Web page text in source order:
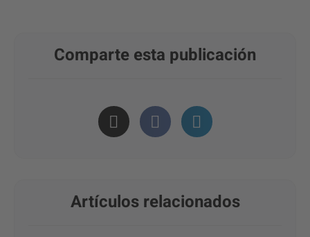
Comparte esta publicación
Artículos relacionados